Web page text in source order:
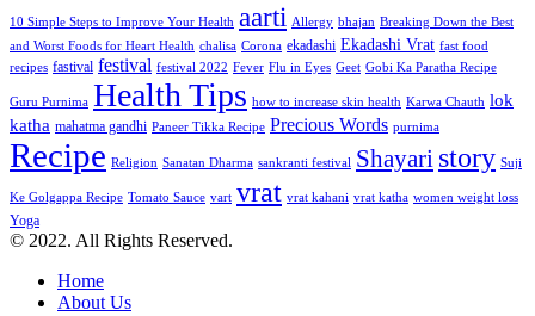
10 Simple Steps to Improve Your Health aarti Allergy bhajan Breaking Down the Best
and Worst Foods for Heart Health chalisa Corona ekadashi Ekadashi Vrat fast food
recipes fastival festival festival 2022 Fever Flu in Eyes Geet Gobi Ka Paratha Recipe
Guru Purnima Health Tips how to increase skin health Karwa Chauth lok
katha mahatma gandhi Paneer Tikka Recipe Precious Words purnima
Recipe Religion Sanatan Dharma sankranti festival Shayari story Suji
Ke Golgappa Recipe Tomato Sauce vart vrat vrat kahani vrat katha women weight loss
Yoga
© 2022. All Rights Reserved.
Home
About Us